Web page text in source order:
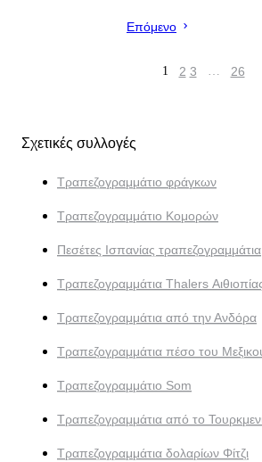
Επόμενο
1 2 3 … 26
Σχετικές συλλογές
Τραπεζογραμμάτιο φράγκων
Τραπεζογραμμάτιο Κομορών
Πεσέτες Ισπανίας τραπεζογραμμάτια
Τραπεζογραμμάτια Thalers
Τραπεζογραμμάτια από την Ανδόρα
Τραπεζογραμμάτια πέσο του
Τραπεζογραμμάτιο Som
Τραπεζογραμμάτια από το
Τραπεζογραμμάτια δολαρίων Φίτζι